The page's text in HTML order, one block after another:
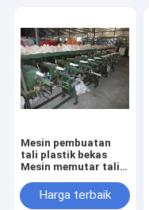
Mesin pembuatan
tali plastik bekas
Mesin memutar tali
berbagai ukuran
Harga terbaik